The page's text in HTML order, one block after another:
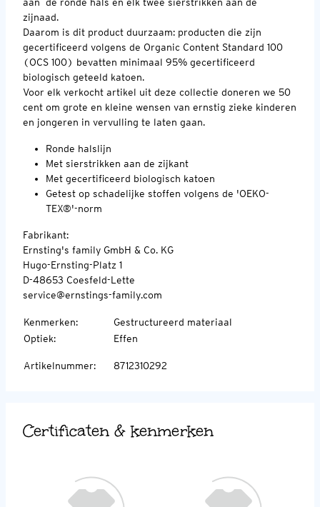
zijnaad.
Daarom is dit product duurzaam: producten die zijn
gecertificeerd volgens de Organic Content Standard 100
(OCS 100) bevatten minimaal 95% gecertificeerd
biologisch geteeld katoen.
Voor elk verkocht artikel uit deze collectie doneren we 50
cent om grote en kleine wensen van ernstig zieke kinderen
en jongeren in vervulling te laten gaan.
Ronde halslijn
Met sierstrikken aan de zijkant
Met gecertificeerd biologisch katoen
Getest op schadelijke stoffen volgens de 'OEKO-
TEX®'-norm
Fabrikant:
Ernsting's family GmbH & Co. KG
Hugo-Ernsting-Platz 1
D-48653 Coesfeld-Lette
service@ernstings-family.com
Kenmerken:
Gestructureerd materiaal
Optiek: Effen
Artikelnummer: 8712310292
Certificaten & kenmerken